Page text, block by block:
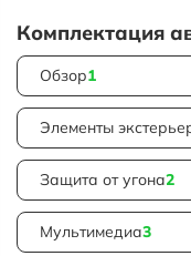
Комплектация
Обзор1
Элементы
Защита от угона2
Мультимедиа3